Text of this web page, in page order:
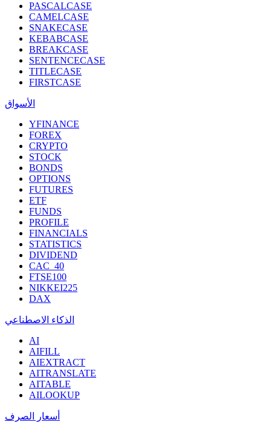
PASCALCASE
CAMELCASE
SNAKECASE
KEBABCASE
BREAKCASE
SENTENCECASE
TITLECASE
FIRSTCASE
الأسواق
YFINANCE
FOREX
CRYPTO
STOCK
BONDS
OPTIONS
FUTURES
ETF
FUNDS
PROFILE
FINANCIALS
STATISTICS
DIVIDEND
CAC_40
FTSE100
NIKKEI225
DAX
الذكاء الاصطناعي
AI
AIFILL
AIEXTRACT
AITRANSLATE
AITABLE
AILOOKUP
أسعار الصرف